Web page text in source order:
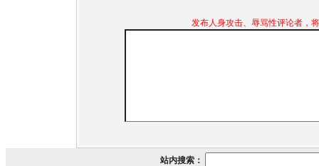
发布人身攻击、辱骂性评论者，
站内搜索：